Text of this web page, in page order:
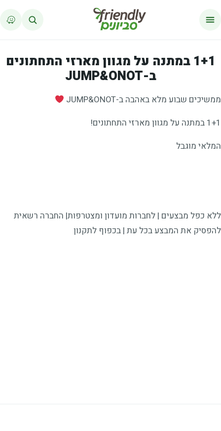
1+1 במתנה על מגוון מארזי התחתונים
ב-JUMP&ONOT
ממשיכים שבוע מלא באהבה ב-JUMP&ONOT
1+1 במתנה על מגוון מארזי התחתונים!
המלאי מוגבל
ללא כפל מבצעים | לחברות מועדון ומצטרפות| החברה רשאית
להפסיק את המבצע בכל עת | בכפוף לתקנון